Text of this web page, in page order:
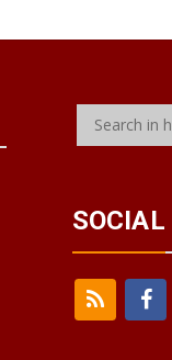
Search
SOCIAL